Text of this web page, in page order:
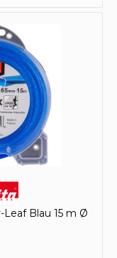
Blau 15 m Ø